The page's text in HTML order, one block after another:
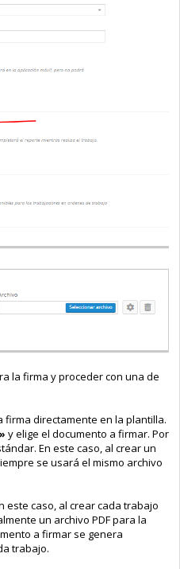
la firma y proceder con una de
firma directamente en la plantilla.
y elige el documento a firmar. Por
En este caso, al crear un
se usará el mismo archivo
este caso, al crear cada trabajo
un archivo PDF para la
a firmar se genera
trabajo.